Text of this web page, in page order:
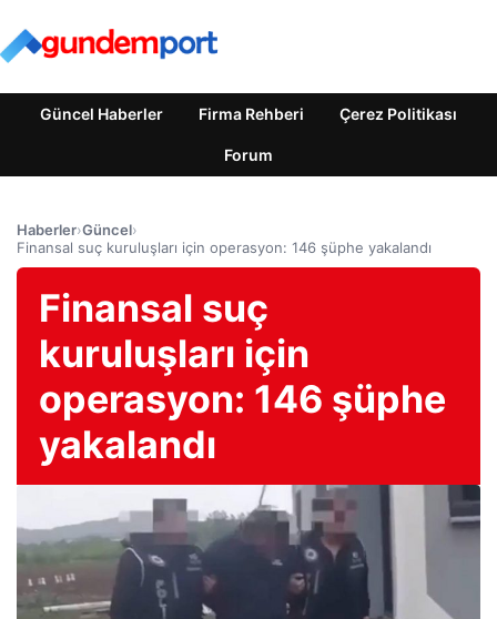
Güncel Haberler Firma Rehberi Çerez Politikası
Forum
Haberler›Güncel›
Finansal suç kuruluşları için operasyon: 146 şüphe yakalandı
Finansal suç
kuruluşları için
operasyon: 146 şüphe
yakalandı